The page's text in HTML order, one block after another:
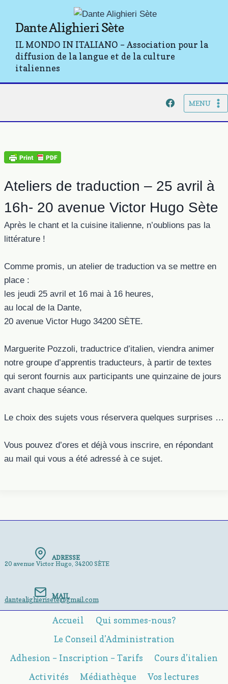
contenuDante Alighieri Sète
IL MONDO IN ITALIANO – Association pour la
diffusion de la langue et de la culture
italiennes
MENU
Ateliers de traduction – 25 avril à
16h- 20 avenue Victor Hugo Sète
Après le chant et la cuisine italienne, n’oublions pas la
littérature !
Comme promis, un atelier de traduction va se mettre en
place :
les jeudi 25 avril et 16 mai à 16 heures,
au local de la Dante,
20 avenue Victor Hugo 34200 SÈTE.
Marguerite Pozzoli, traductrice d’italien, viendra animer
notre groupe d’apprentis traducteurs, à partir de textes
qui seront fournis aux participants une quinzaine de jours
avant chaque séance.
Le choix des sujets vous réservera quelques surprises …
Vous pouvez d’ores et déjà vous inscrire, en répondant
au mail qui vous a été adressé à ce sujet.
ADRESSE
20 avenue Victor Hugo, 34200 SÈTE
MAIL
dantealighierisete@gmail.com
Accueil
Qui sommes-nous?
Le Conseil d’Administration
Adhesion – Inscription – Tarifs
Cours d’italien
Activités
Médiathèque Vos lectures